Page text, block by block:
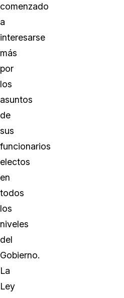
comenzado
a
interesarse
más
por
los
asuntos
de
sus
funcionarios
electos
en
todos
los
niveles
del
Gobierno.
La
Ley